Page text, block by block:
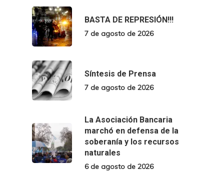
BASTA DE REPRESIÓN!!!
7 de agosto de 2026
Síntesis de Prensa
7 de agosto de 2026
La Asociación Bancaria
marchó en defensa de la
soberanía y los recursos
naturales
6 de agosto de 2026